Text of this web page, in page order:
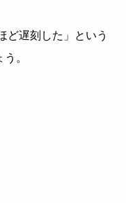
ど遅刻した」という
。